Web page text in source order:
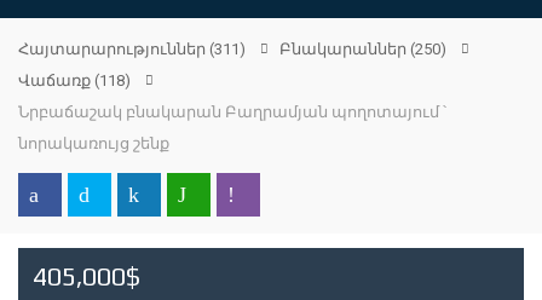
Հայտարարություններ (311) Բնակարաններ (250)
Վաճառք (118)
Նրբաճաշակ բնակարան Բաղրամյան պողոտայում ՝
նորակառույց շենք
405,000$